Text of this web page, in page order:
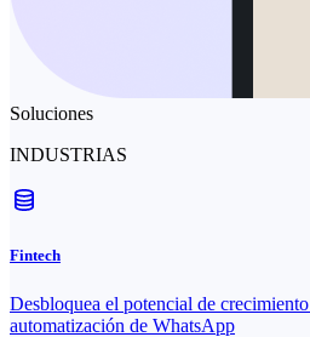
Soluciones
INDUSTRIAS
Fintech
Desbloquea el potencial de
automatización de WhatsApp